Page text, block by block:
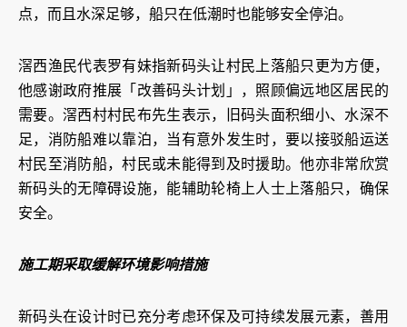
点，而且水深足够，船只在低潮时也能够安全停泊。
滘西渔民代表罗有妹指新码头让村民上落船只更为方便，
他感谢政府推展「改善码头计划」，照顾偏远地区居民的
需要。滘西村村民布先生表示，旧码头面积细小、水深不
足，消防船难以靠泊，当有意外发生时，要以接驳船运送
村民至消防船，村民或未能得到及时援助。他亦非常欣赏
新码头的无障碍设施，能辅助轮椅上人士上落船只，确保
安全。
施工期采取缓解环境影响措施
新码头在设计时已充分考虑环保及可持续发展元素，善用